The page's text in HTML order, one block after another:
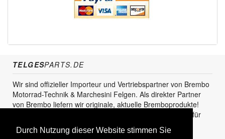
Durch Nutzung dieser Website stimmen Sie
TELGESPARTS.DE
Wir sind offizieller Importeur und Vertriebspartner von Brembo
Motorrad-Technik & Marchesini Felgen. Als direkter Partner
von Brembo liefern wir originale, aktuelle Bremboprodukte!
Unser Service steht sowohl für den Endkunden als auch für